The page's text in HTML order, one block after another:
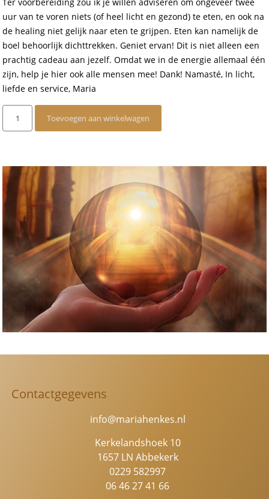
uur van te voren niets (of heel licht en gezond) te eten, en ook na
de healing niet gelijk naar eten te grijpen. Eten kan namelijk de
boel behoorlijk dichttrekken. Geniet ervan! Dit is niet alleen een
prachtig cadeau aan jezelf. Omdat we in de energie allemaal één
zijn, help je hier ook alle mensen mee! Dank! Namasté, In licht,
liefde en service, Maria
juni
2025
aantal
Toevoegen aan winkelwagen
Contactgegevens
info@mariahenkes.nl
Kerkelandshoek 10
1657 LN Abbekerk
0229 582997
06 46 27 41 66